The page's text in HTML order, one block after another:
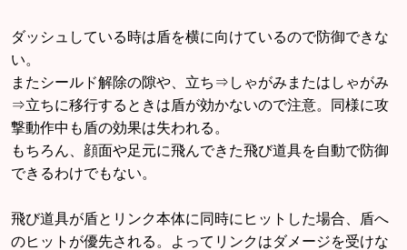
ダッシュしている時は盾を横に向けているので防御できな
い。
またシールド解除の隙や、立ち⇒しゃがみまたはしゃがみ
⇒立ちに移行するときは盾が効かないので注意。同様に攻
撃動作中も盾の効果は失われる。
もちろん、顔面や足元に飛んできた飛び道具を自動で防御
できるわけでもない。
飛び道具が盾とリンク本体に同時にヒットした場合、盾へ
のヒットが優先される。よってリンクはダメージを受けな